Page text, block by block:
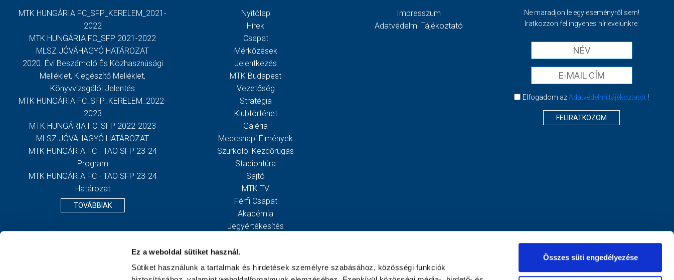
Ez a weboldal sütiket használ.
Sütiket használunk a tartalmak és hirdetések személyre szabásához, közösségi funkciók
Összes süti engedélyezése
MTK HUNGÁRIA FC_SFP_KERELEM_2021-
2022
MTK HUNGÁRIA FC_SFP 2021-2022
MLSZ JÓVÁHAGYÓ HATÁROZAT
2020. Évi Beszámoló És Közhasznúsági
Melléklet, Kiegészítő Melléklet,
Könyvvizsgálói Jelentés
MTK HUNGÁRIA FC_SFP_KERELEM_2022-
2023
MTK HUNGÁRIA FC_SFP 2022-2023
MLSZ JÓVÁHAGYÓ HATÁROZAT
MTK HUNGÁRIA FC - TAO SFP 23-24
Program
MTK HUNGÁRIA FC - TAO SFP 23-24
Határozat
TOVÁBBIAK
Nyitólap
Hírek
Csapat
Mérkőzések
Jelentkezés
MTK Budapest
Vezetőség
Stratégia
Klubtörténet
Galéria
Meccsnapi Élmények
Szurkolói Kezdőrúgás
Stadiontúra
Sajtó
MTK TV
Férfi Csapat
Akadémia
Jegyértékesítés
Egyesület
Kapcsolat
Impresszum
Adatvédelmi Tájékoztató
Ne maradjon le egy eseményről sem!
Iratkozzon fel ingyenes hírlevelünkre:
Elfogadom azAdatvédelmi tájékoztatót !
FELIRATKOZOM